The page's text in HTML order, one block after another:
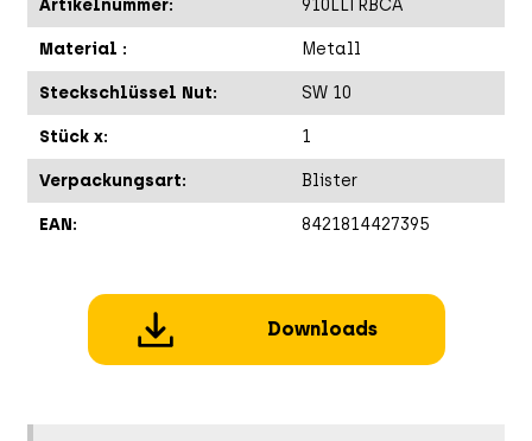
Artikelnummer: 910LLTRBCA
Material : Metall
Steckschlüssel Nut: SW 10
Stück x: 1
Verpackungsart: Blister
EAN: 8421814427395
Downloads